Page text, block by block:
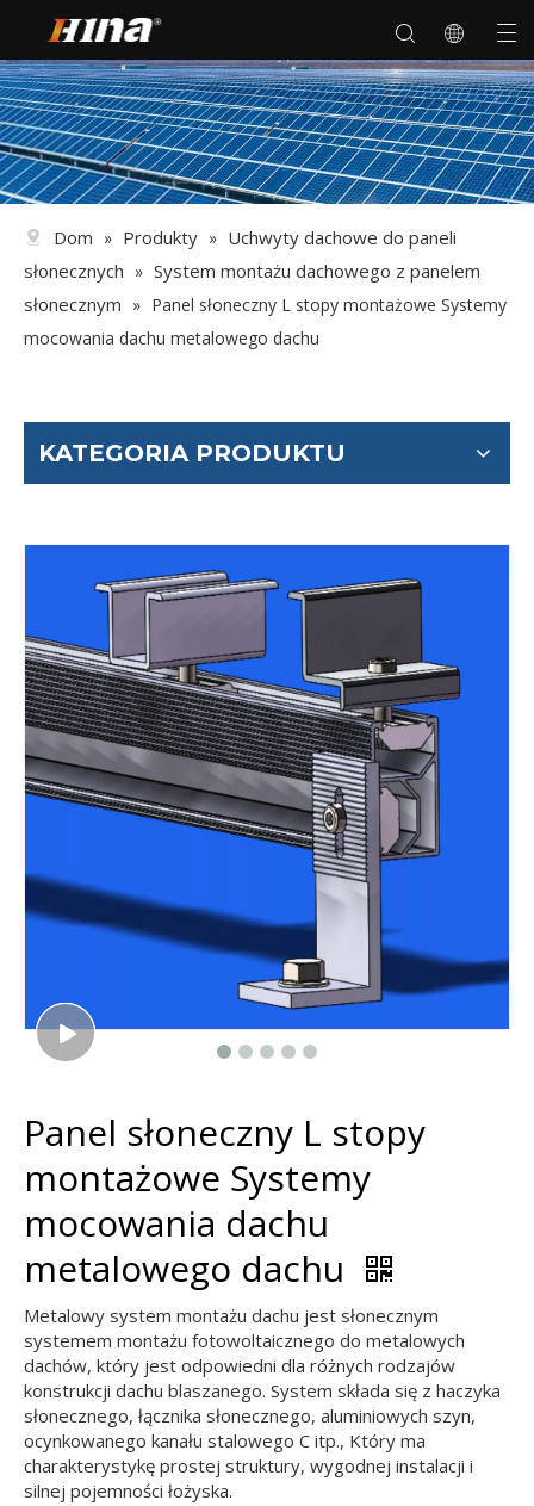
Dom » Produkty » Uchwyty dachowe do paneli
słonecznych » System montażu dachowego z panelem
słonecznym » Panel słoneczny L stopy montażowe Systemy
mocowania dachu metalowego dachu
KATEGORIA PRODUKTU
Panel słoneczny L stopy
montażowe Systemy
mocowania dachu
metalowego dachu
Metalowy system montażu dachu jest słonecznym
systemem montażu fotowoltaicznego do metalowych
dachów, który jest odpowiedni dla różnych rodzajów
konstrukcji dachu blaszanego. System składa się z haczyka
słonecznego, łącznika słonecznego, aluminiowych szyn,
ocynkowanego kanału stalowego C itp., Który ma
charakterystykę prostej struktury, wygodnej instalacji i
silnej pojemności łożyska.